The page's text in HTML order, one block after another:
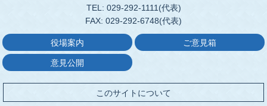
TEL: 029-292-1111(代表)
FAX: 029-292-6748(代表)
役場案内 ご意見箱
意見公開
このサイトについて